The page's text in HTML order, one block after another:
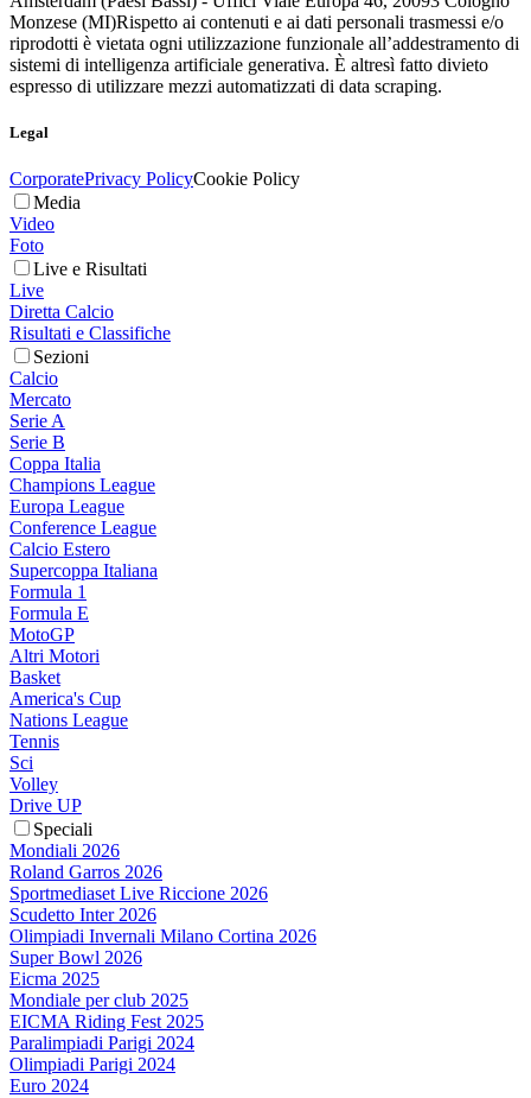
Monzese (MI)Rispetto ai contenuti e ai dati personali trasmessi e/o
riprodotti è vietata ogni utilizzazione funzionale all’addestramento di
sistemi di intelligenza artificiale generativa. È altresì fatto divieto
espresso di utilizzare mezzi automatizzati di data scraping.
Legal
CorporatePrivacy PolicyCookie Policy
Media
Video
Foto
Live e Risultati
Live
Diretta Calcio
Risultati e Classifiche
Sezioni
Calcio
Mercato
Serie A
Serie B
Coppa Italia
Champions League
Europa League
Conference League
Calcio Estero
Supercoppa Italiana
Formula 1
Formula E
MotoGP
Altri Motori
Basket
America's Cup
Nations League
Tennis
Sci
Volley
Drive UP
Speciali
Mondiali 2026
Roland Garros 2026
Sportmediaset Live Riccione 2026
Scudetto Inter 2026
Olimpiadi Invernali Milano Cortina 2026
Super Bowl 2026
Eicma 2025
Mondiale per club 2025
EICMA Riding Fest 2025
Paralimpiadi Parigi 2024
Olimpiadi Parigi 2024
Euro 2024